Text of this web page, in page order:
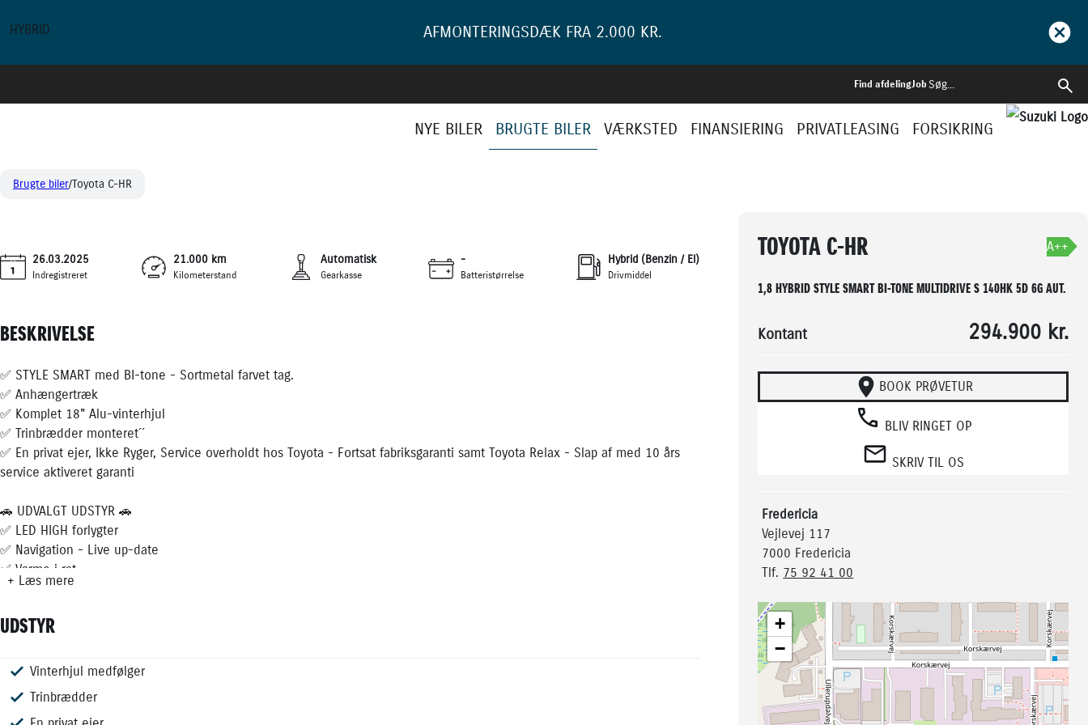
AFMONTERINGSDÆK FRA 2.000 KR.
Find afdelingJob
NYE BILER BRUGTE BILER VÆRKSTED FINANSIERING PRIVATLEASING FORSIKRING
1,8 HYBRID STYLE SMART BI-TONE MULTIDRIVE S 140HK 5D 6G AUT.
Brugte biler Toyota C-HR
HYBRID
Indregistreret
26.03.2025
Kilometerstand
21.000 km
Gearkasse
Automatisk
Batteristørrelse
-
Drivmiddel
Hybrid (Benzin / El)
BESKRIVELSE
✅ STYLE SMART med BI-tone - Sortmetal farvet tag.
✅ Anhængertræk
✅ Komplet 18" Alu-vinterhjul
✅ Trinbrædder monteret´´
✅ En privat ejer, Ikke Ryger, Service overholdt hos Toyota - Fortsat fabriksgaranti samt Toyota Relax - Slap af med 10 års
service aktiveret garanti
🚗 UDVALGT UDSTYR 🚗
✅ LED HIGH forlygter
✅ Navigation - Live up-date
✅ Varme i rat
✅ Varme i forrude
✅ Trådløs Apple CarPlay, Android Auto, DAB
✅ 18" Alufælge
✅ Bakkamera
+ Læs mere
UDSTYR
Vinterhjul medfølger
Trinbrædder
Aut. nedblændeligt bakspejl
Apple CarPlay
Android Auto
Bakkamera
Bluetooth
DAB radio
18" Alufælge
Fuld LED forlygter
LED baglygter
LED kørelys
Metallak
Mørktonede ruder bag
Tågelygter
El-foldbare spejle m. varme
Elruder for/bag
Fart begrænser
Toyota Safety Sense
Træthedsregistrering
Vejbaneassistent
Skiltegenkendelse
Blindvinkelassistent
Automatisk nødopkald
Automatisk nødbremsesystem
ESP
Isofix
Bagagerumsdækken
Splitbagsæde
Klimaanlæg 2-zoner
Læderrat med Varme
Multifunktionsrat
Navigation
Regnsensor
Anhængertræk aftageligt
TOYOTA C-HR
1,8 HYBRID STYLE SMART BI-TONE MULTIDRIVE S 140HK 5D 6G AUT.
A++
Kontant 294.900 kr.
BOOK PRØVETUR
BLIV RINGET OP
SKRIV TIL OS
Fredericia
Vejlevej 117
7000 Fredericia
Tlf. 75 92 41 00